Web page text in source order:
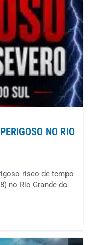
NO RIO
risco de tempo
no Rio Grande do